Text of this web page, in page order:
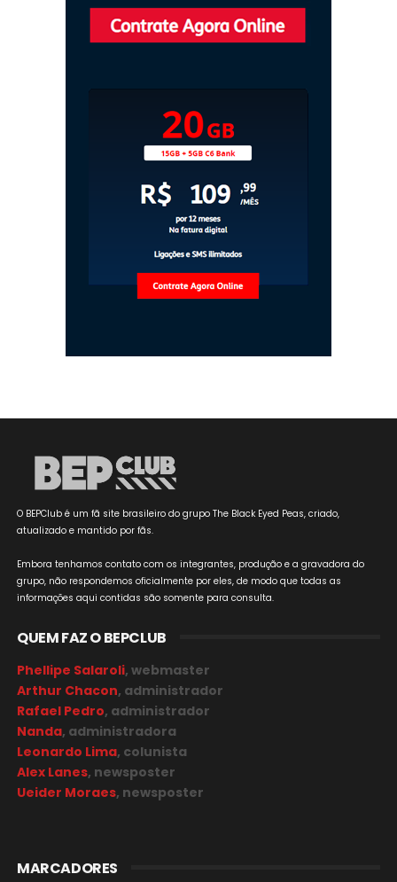
O BEPClub é um fã site brasileiro do grupo The Black Eyed Peas, criado,
atualizado e mantido por fãs.
Embora tenhamos contato com os integrantes, produção e a gravadora do
grupo, não respondemos oficialmente por eles, de modo que todas as
informações aqui contidas são somente para consulta.
QUEM FAZ O BEPCLUB
Phellipe Salaroli, webmaster
Arthur Chacon, administrador
Rafael Pedro, administrador
Nanda, administradora
Leonardo Lima, colunista
Alex Lanes, newsposter
Ueider Moraes, newsposter
MARCADORES